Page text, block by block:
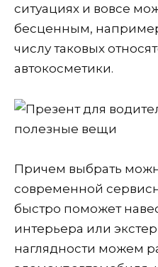
ситуациях и вовсе
бесценным,
числу таковых
автокосметики.
Причем выбрать
современной
быстро поможет
интерьера или
наглядности можем